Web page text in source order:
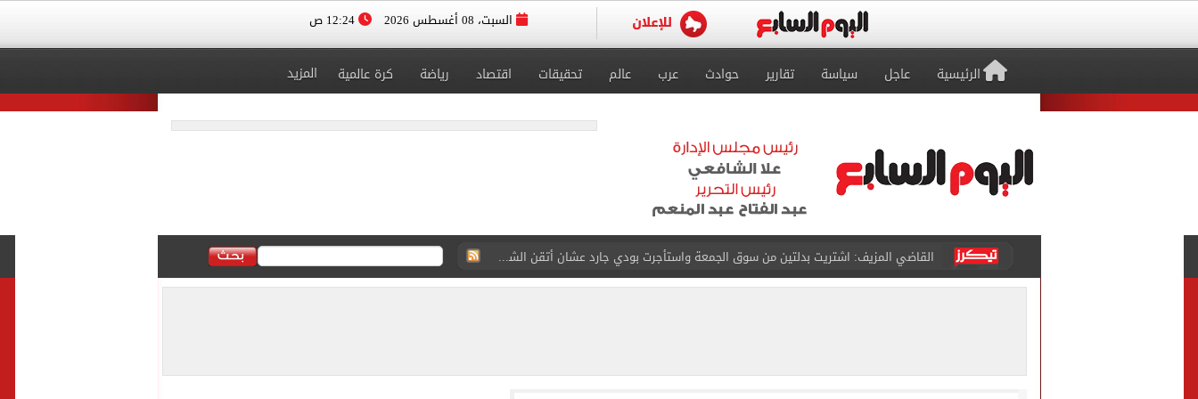
السبت، 08 أغسطس 2026
الرئيسية عاجل سياسة تقارير حوادث عرب عالم تحقيقات اقتصاد رياضة كرة عالمية المزيد
برشلونة يطرح تذاكر مواجهة الأهلي على كأس خوان جامبر
طرابزون سبور ينفي الحجز على مستحقات محمد صلاح
الأهلي ينهي مرانه الأول فى معسكر إسبانيا.. جلسة عموتة وفقرة بدنية.. صور